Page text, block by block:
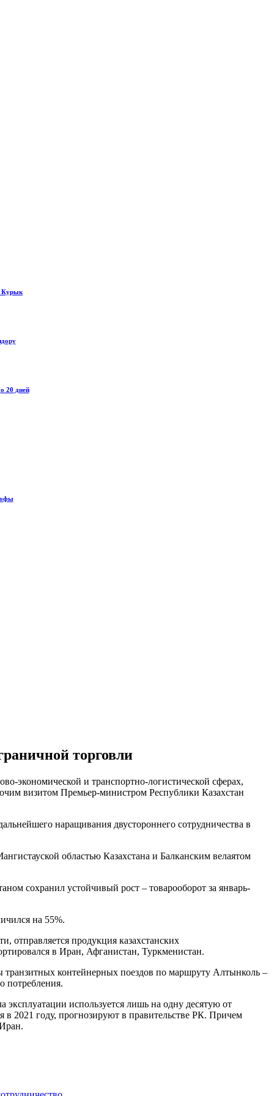
Курык
20 дней
торговли
экономической и транспортно-логистической сферах,
визитом Премьер-министром Республики Казахстан
наращивания двустороннего сотрудничества в
областью Казахстана и Балканским велаятом
сохранил устойчивый рост – товарооборот за январь-
на 55%.
отправляется продукция казахстанских
в Иран, Афганистан, Туркменистан.
контейнерных поездов по маршруту Алтынколь –
потребления.
используется лишь на одну десятую от
2021 году, прогнозируют в правительстве РК. Причем